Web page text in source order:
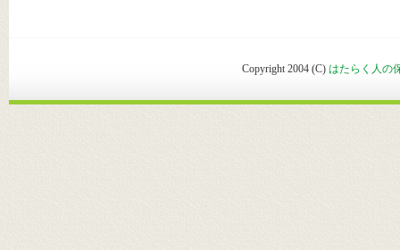
Copyright 2004 (C) はたらく人の